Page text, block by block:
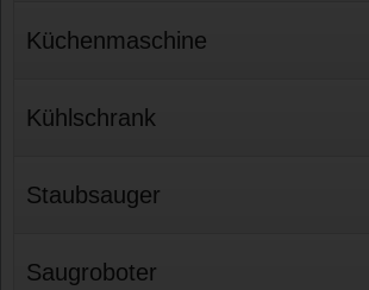
Küchenmaschine
Kühlschrank
Staubsauger
Saugroboter